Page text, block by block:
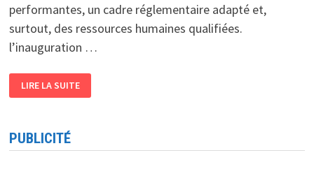
performantes, un cadre réglementaire adapté et,
surtout, des ressources humaines qualifiées.
l’inauguration …
D’UN
CENTRE
SÉTIF
<BR>
LIRE LA SUITE
PUBLICITÉ